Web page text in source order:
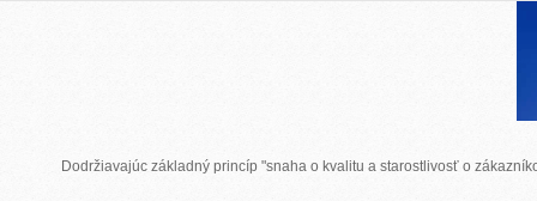
Dodržiavajúc základný princíp "snaha o kvalitu a starostlivosť o